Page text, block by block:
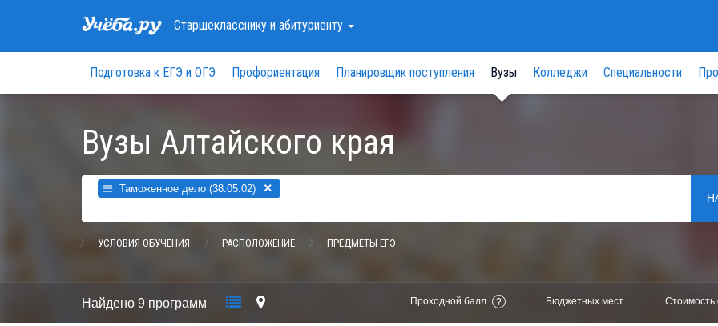
Старшеклассникуи абитуриенту
Подготовка к ЕГЭ и ОГЭ Профориентация Планировщик поступления Вузы Колледжи Специальности
Вузы Алтайского края
Таможенное дело (38.05.02) ×
УСЛОВИЯ ОБУЧЕНИЯ РАСПОЛОЖЕНИЕ ПРЕДМЕТЫ ЕГЭ
Найдено 9 программ Проходной балл ? Бюджетных мест Стоимость